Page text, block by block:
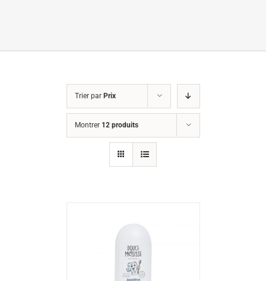
Trier par Prix
Montrer 12 produits